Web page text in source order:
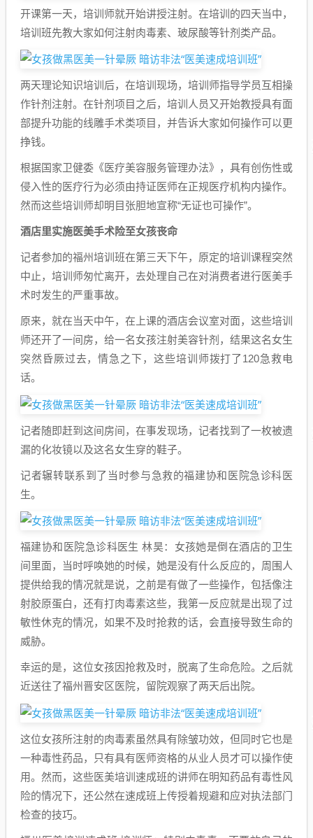
开课第一天，培训师就开始讲授注射。在培训的四天当中，
培训班先教大家如何注射肉毒素、玻尿酸等针剂类产品。
两天理论知识培训后，在培训现场，培训师指导学员互相操
作针剂注射。在针剂项目之后，培训人员又开始教授具有面
部提升功能的线雕手术类项目，并告诉大家如何操作可以更
挣钱。
根据国家卫健委《医疗美容服务管理办法》，具有创伤性或
侵入性的医疗行为必须由持证医师在正规医疗机构内操作。
然而这些培训师却明目张胆地宣称“无证也可操作”。
酒店里实施医美手术险至女孩丧命
记者参加的福州培训班在第三天下午，原定的培训课程突然
中止，培训师匆忙离开，去处理自己在对消费者进行医美手
术时发生的严重事故。
原来，就在当天中午，在上课的酒店会议室对面，这些培训
师还开了一间房，给一名女孩注射美容针剂，结果这名女生
突然昏厥过去，情急之下，这些培训师拨打了120急救电
话。
记者随即赶到这间房间，在事发现场，记者找到了一枚被遗
漏的化妆镜以及这名女生穿的鞋子。
记者辗转联系到了当时参与急救的福建协和医院急诊科医
生。
福建协和医院急诊科医生 林昊：女孩她是倒在酒店的卫生
间里面，当时呼唤她的时候，她是没有什么反应的，周围人
提供给我的情况就是说，之前是有做了一些操作，包括像注
射胶原蛋白，还有打肉毒素这些，我第一反应就是出现了过
敏性休克的情况，如果不及时抢救的话，会直接导致生命的
威胁。
幸运的是，这位女孩因抢救及时，脱离了生命危险。之后就
近送往了福州晋安区医院，留院观察了两天后出院。
这位女孩所注射的肉毒素虽然具有除皱功效，但同时它也是
一种毒性药品，只有具有医师资格的从业人员才可以操作使
用。然而，这些医美培训速成班的讲师在明知药品有毒性风
险的情况下，还公然在速成班上传授着规避和应对执法部门
检查的技巧。